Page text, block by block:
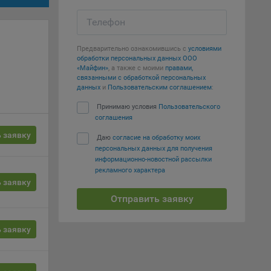
заявку
заявку
заявку
Телефон
Предварительно ознакомившись с условиями
обработки персональных данных ООО
«Майфин», а также с моими правами,
связанными с обработкой персональных
данных и Пользовательским соглашением:
Принимаю условия Пользовательского
соглашения
Даю согласие на обработку моих
персональных данных для получения
информационно-новостной рассылки
рекламного характера
Отправить заявку